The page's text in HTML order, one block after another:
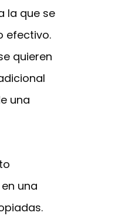
la que se
efectivo.
quieren
una
una